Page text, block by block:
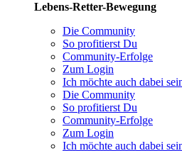
Lebens-Retter-Bewegung
Die Community
So profitierst Du
Community-Erfolge
Zum Login
Ich möchte auch dabei
Die Community
So profitierst Du
Community-Erfolge
Zum Login
Ich möchte auch dabei